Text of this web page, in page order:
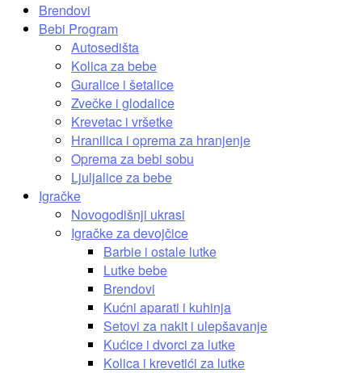
Brendovi
Bebi Program
Autosedišta
Kolica za bebe
Guralice i šetalice
Zvečke i glodalice
Krevetac i vršetke
Hranilica i oprema za hranjenje
Oprema za bebi sobu
Ljuljalice za bebe
Igračke
Novogodišnji ukrasi
Igračke za devojčice
Barbie i ostale lutke
Lutke bebe
Brendovi
Kućni aparati i kuhinja
Setovi za nakit i ulepšavanje
Kućice i dvorci za lutke
Kolica i krevetići za lutke